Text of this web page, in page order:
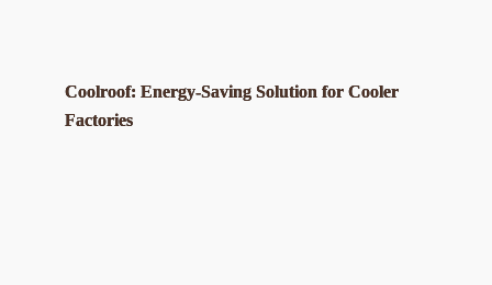
Coolroof: Energy-Saving Solution for Cooler
Factories